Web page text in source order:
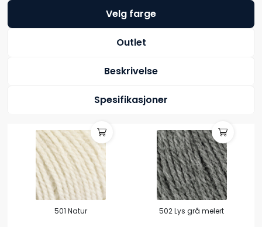
Velg farge
Outlet
Beskrivelse
Spesifikasjoner
501 Natur 502 Lys grå melert